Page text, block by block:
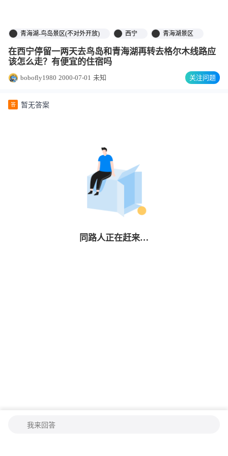
青海湖-鸟岛景区(不对外开放) 西宁 青海湖景区
在西宁停留一两天去鸟岛和青海湖再转去格尔木线路应
该怎么走？有便宜的住宿吗
bobofly1980 2000-07-01 未知 关注问题
答 暂无答案
同路人正在赶来…